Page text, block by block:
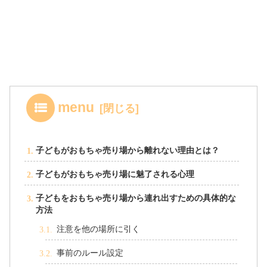
menu
子どもがおもちゃ売り場から離れない理由とは？
子どもがおもちゃ売り場に魅了される心理
子どもをおもちゃ売り場から連れ出すための具体的な
方法
注意を他の場所に引く
事前のルール設定